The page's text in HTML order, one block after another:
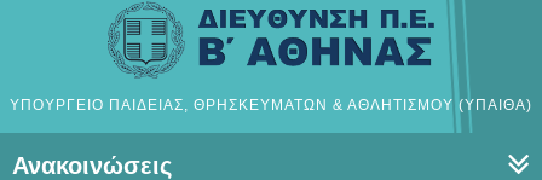
ΥΠΟΥΡΓΕΙΟ ΠΑΙΔΕΙΑΣ, ΘΡΗΣΚΕΥΜΑΤΩΝ & ΑΘΛΗΤΙΣΜΟΥ (ΥΠΑΙΘΑ)
Ανακοινώσεις